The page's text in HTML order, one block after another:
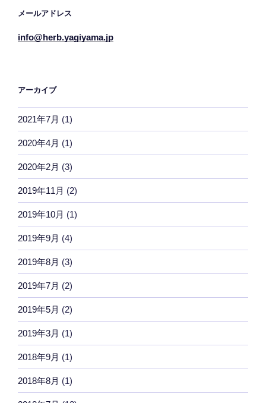
メールアドレス
info@herb.yagiyama.jp
アーカイブ
2021年7月 (1)
2020年4月 (1)
2020年2月 (3)
2019年11月 (2)
2019年10月 (1)
2019年9月 (4)
2019年8月 (3)
2019年7月 (2)
2019年5月 (2)
2019年3月 (1)
2018年9月 (1)
2018年8月 (1)